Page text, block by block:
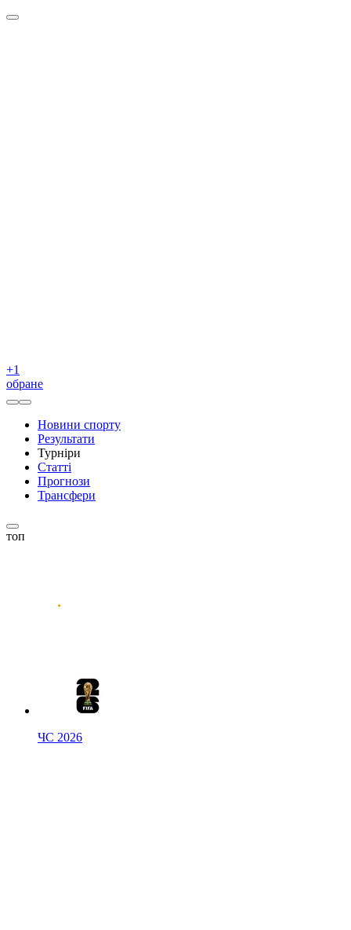
+1
обране
Новини спорту
Результати
Турніри
Статті
Прогнози
Трансфери
топ
ЧС 2026